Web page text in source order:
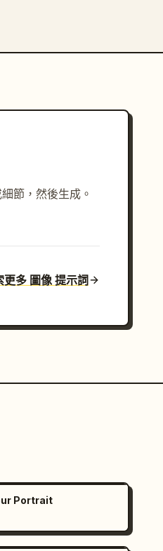
節，然後生成。
更多 圖像 提示詞
Portrait